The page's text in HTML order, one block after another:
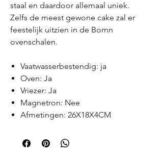
staal en daardoor allemaal uniek.
Zelfs de meest gewone cake zal er
feestelijk uitzien in de Bornn
ovenschalen.
Vaatwasserbestendig: ja
Oven: Ja
Vriezer: Ja
Magnetron: Nee
Afmetingen: 26X18X4CM